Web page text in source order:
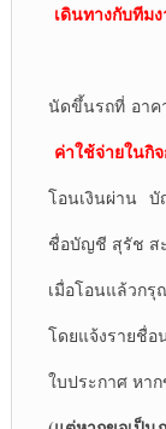
เดินทางกับทีม
นัดขึ้นรถที่ อาค
ค่าใช้จ่ายในกิ
โอนเงินผ่าน บั
ชื่อบัญชี สุรัช สะ
เมื่อโอนแล้วก
โดยแจ้งรายชื่อ
ใบประกาศ หา